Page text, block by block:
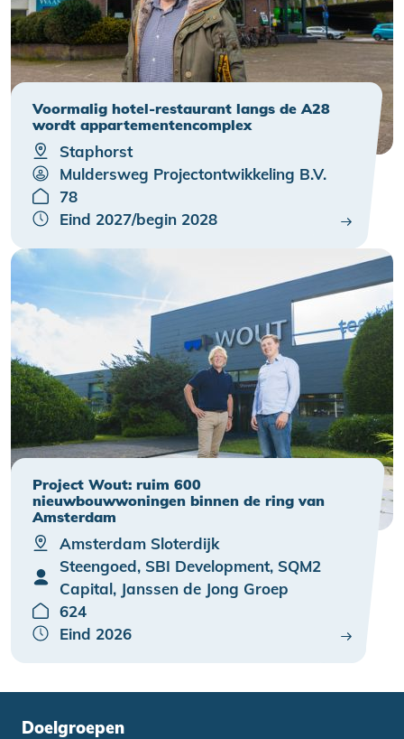
Voormalig hotel-restaurant langs de A28
wordt appartementencomplex
Staphorst
Muldersweg Projectontwikkeling B.V.
78
Eind 2027/begin 2028
Project Wout: ruim 600
nieuwbouwwoningen binnen de ring van
Amsterdam
Amsterdam Sloterdijk
Steengoed, SBI Development, SQM2
Capital, Janssen de Jong Groep
624
Eind 2026
Doelgroepen